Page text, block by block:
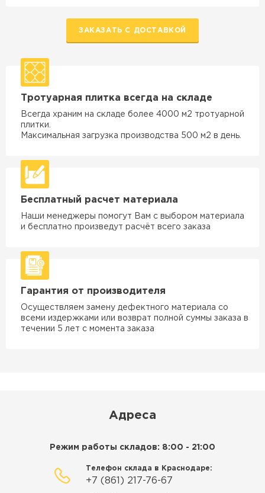
Тротуарная плитка всегда на складе
Всегда храним на складе более 4000 м2 тротуарной
плитки.
Максимальная загрузка производства 500 м2 в день.
Бесплатный расчет материала
Наши менеджеры помогут Вам с выбором материала
и бесплатно произведут расчёт всего заказа
Гарантия от производителя
Осуществляем замену дефектного материала со
всеми издержками или возврат полной суммы заказа в
течении 5 лет с момента заказа
ЗАКАЗАТЬ С ДОСТАВКОЙ
Адреса
Режим работы складов: 8:00 - 21:00
Телефон склада в Краснодаре:
+7 (861) 217-76-67